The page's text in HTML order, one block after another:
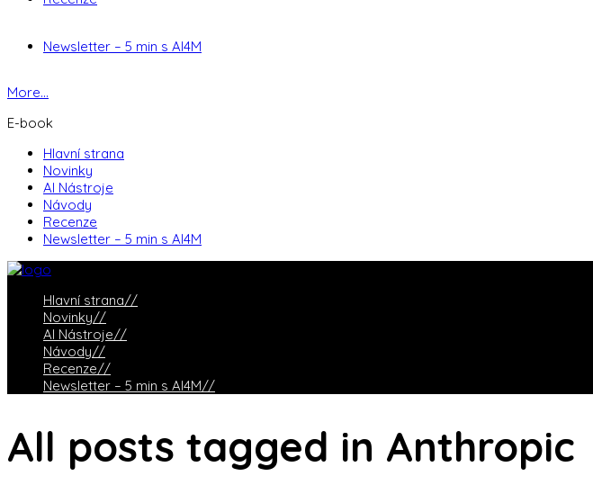
Newsletter – 5 min s AI4M
More...
E-book
Hlavní strana
Novinky
AI Nástroje
Návody
Recenze
Newsletter – 5 min s AI4M
Hlavní strana//
Novinky//
AI Nástroje//
Návody//
Recenze//
Newsletter – 5 min s AI4M//
All posts tagged in Anthropic